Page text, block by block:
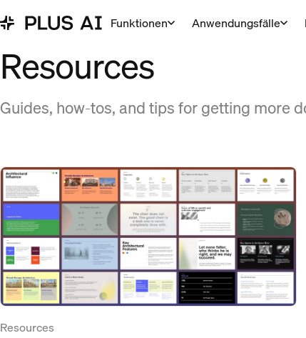
Funktionen Anwendungsfälle
Resources
Guides, how-tos, and tips for getting more
Resources